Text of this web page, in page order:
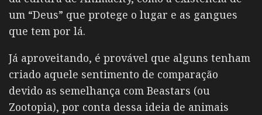
um “Deus” que protege o lugar e as gangues
que tem por lá.
Já aproveitando, é provável que alguns tenham
criado aquele sentimento de comparação
devido as semelhança com Beastars (ou
Zootopia), por conta dessa ideia de animais